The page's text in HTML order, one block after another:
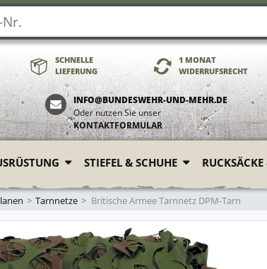
SCHNELLE
LIEFERUNG
1 MONAT
WIDERRUFSRECHT
INFO@BUNDESWEHR-UND-MEHR.DE
Oder nutzen Sie unser
KONTAKTFORMULAR
STIEFEL & SCHUHE
Tarnnetze Britische Armee Tarnnetz DPM-Tarn